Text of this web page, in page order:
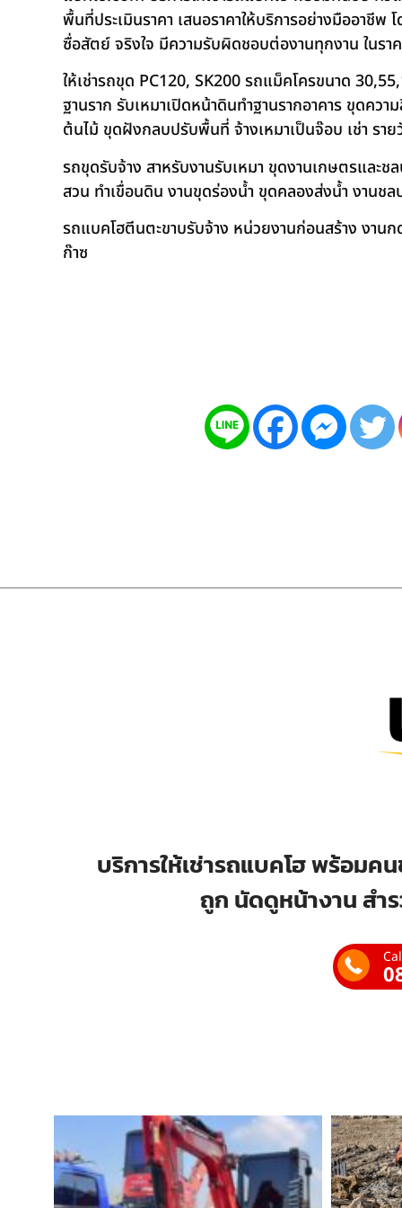
พื้นที่ประเมินราคา เสนอราคาให้บริการอย่างมืออาชี
ซื่อสัตย์ จริงใจ มีความรับผิดชอบต่องานทุกงาน ในรา
ให้เช่ารถขุด PC120, SK200 รถแม็คโครขนาด
ฐานราก รับเหมาเปิดหน้าดินทำฐานรากอาคาร ขุดค
ต้นไม้ ขุดฝังกลบปรับพื้นที่ จ้างเหมาเป็นจ๊อบ เช่า ราย
รถขุดรับจ้าง สาหรับงานรับเหมา ขุดงานเกษตรและ
สวน ทำเขื่อนดิน งานขุดร่องน้ำ ขุดคลองส่งน้ำ งานช
รถแบคโฮตีนตะขาบรับจ้าง หน่วยงานก่อนสร้าง งาน
ก๊าซ
บริการให้เช่ารถแบคโฮ พร้อมค
ถูก นัดดูหน้างาน สำ